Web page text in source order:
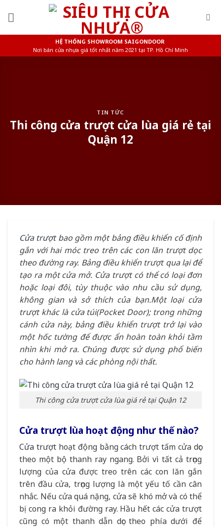
HỆ THỐNG SHOWROOM SAIGONDOOR
Nơi bán cửa nhựa giá tốt nhất năm 2021 tại TP. Hồ Chí Minh
TIN TỨC
Thi công cửa trượt cửa lùa giá rẻ tại
Quận 12
Cửa trượtbao gồm một bảng điều khiển cố định
gắn với hai móc treo trên các con lăn trượt dọc
theo đường ray. Bảng điều khiển trượt qua lại để
tạo ra một cửa mở. Cửa trượt có thể có loại đơn
hoặc loại đôi, tùy thuộc vào nhu cầu sử dụng,
không gian và sở thích của bạn.Một loại cửa
trượt khác là cửa túi(Pocket Door); trong những
cánh cửa này, bảng điều khiển trượt trở lại vào
một hốc tường để được ẩn hoàn toàn khỏi tầm
nhìn khi mở ra. Chúng được sử dụng phổ biến
cho hành lang và các phòng nội thất.
Thi công cửa trượt cửa lùa giá rẻ tại Quận 12
Cửa trượt lùa hoạt động như thế nào?
Cửa trượthoạt động bằng cách trượt tấm cửa dọc
theo một bộ thanh ray ngang. Bởi vì tất cả trọng
lượng của cửa được treo trên các con lăn gắn
trên đầu cửa, trọng lượng là một yếu tố cần cân
nhắc. Nếu cửa quá nặng, cửa sẽ khó mở và có thể
bị cong ra khỏi đường ray. Hầu hết các cửa trượt
cũng có một thanh dẫn dọc theo phía dưới để